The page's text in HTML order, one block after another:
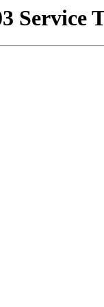
Service